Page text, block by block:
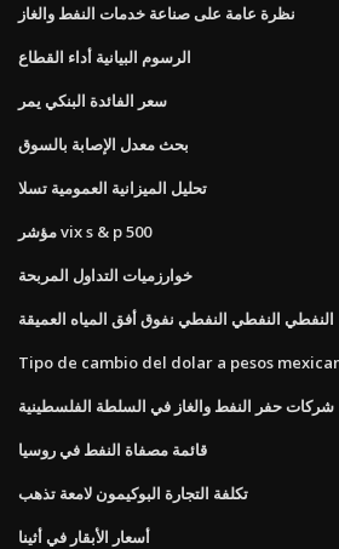
نظرة عامة على صناعة خدمات النفط والغاز
الرسوم البيانية أداء القطاع
سعر الفائدة البنكي يمر
بحث معدل الإصابة بالسوق
تحليل الميزانية العمومية تسلا
مؤشر vix s & p 500
خوارزميات التداول المربحة
النفطي النفطي النفطي نفوق أفق المياه العميقة
Tipo de cambio del dolar a pesos
شركات حفر النفط والغاز في السلطة الفلسطينية
قائمة مصفاة النفط في روسيا
تكلفة التجارة البوكيمون لامعة تذهب
أسعار الأبقار في أثينا